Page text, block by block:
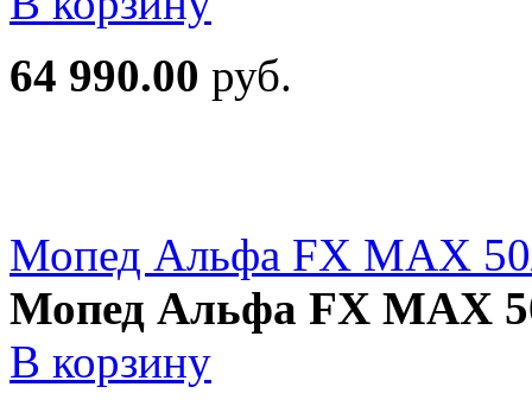
64 990.00 руб.
Мопед Альфа FX MAX
Мопед Альфа FX MAX
В корзину